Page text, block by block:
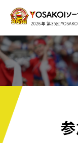
2026年 第35回